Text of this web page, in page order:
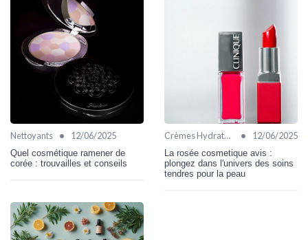
Nettoyants • 12/06/2025
Quel cosmétique ramener de
corée : trouvailles et conseils
Crèmes Hydratantes • 12/06/2025
La rosée cosmetique avis :
plongez dans l'univers des soins
tendres pour la peau